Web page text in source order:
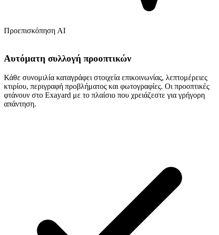
Προεπισκόπηση AI
Αυτόματη συλλογή προοπτικών
Κάθε συνομιλία καταγράφει στοιχεία επικοινωνίας, λεπτομέρειες
κτιρίου, περιγραφή προβλήματος και φωτογραφίες. Οι προοπτικές
φτάνουν στο Exayard με το πλαίσιο που χρειάζεστε για γρήγορη
απάντηση.